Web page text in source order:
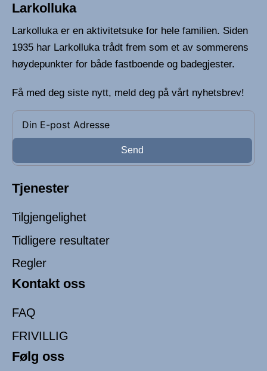
Larkolluka
Larkolluka er en aktivitetsuke for hele familien. Siden
1935 har Larkolluka trådt frem som et av sommerens
høydepunkter for både fastboende og badegjester.
Få med deg siste nytt, meld deg på vårt nyhetsbrev!
Send
Tjenester
Tilgjengelighet
Tidligere resultater
Regler
Kontakt oss
FAQ
FRIVILLIG
Følg oss